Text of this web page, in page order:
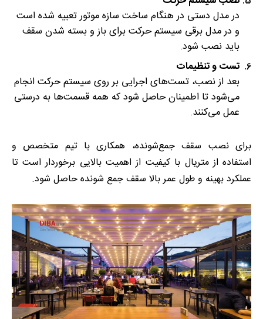
در مدل دستی در هنگام ساخت سازه موتور تعبیه شده است
و در مدل برقی سیستم حرکت برای باز و بسته شدن سقف
باید نصب شود.
تست و تنظیمات
بعد از نصب، تست‌های اجرایی بر روی سیستم حرکت انجام
می‌شود تا اطمینان حاصل شود که همه قسمت‌ها به درستی
عمل می‌کنند.
برای نصب سقف جمع‌شونده، همکاری با تیم متخصص و
استفاده از متریال با کیفیت از اهمیت بالایی برخوردار است تا
عملکرد بهینه و طول عمر بالا سقف جمع شونده حاصل شود.